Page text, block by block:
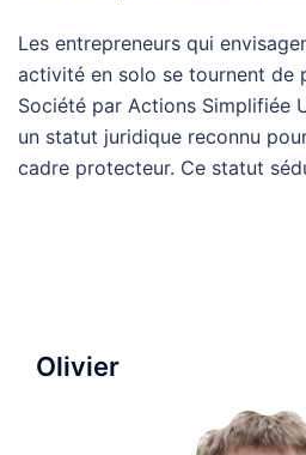
Les entrepreneurs qui
activité en solo se tournent de
Société par Actions Simplifiée
un statut juridique reconnu
cadre protecteur. Ce statut
Olivier